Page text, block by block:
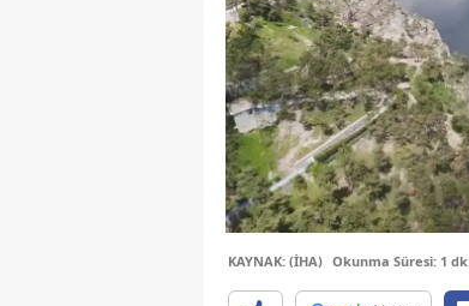
KAYNAK: (İHA) Okunma Süresi: 1 dk